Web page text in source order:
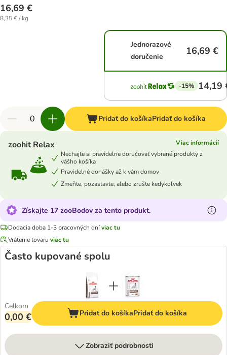
16,69 €
8,35 € / kg
Jednorazové
doručenie
16,69 €
-15% 14,19
Pridať do košíkaPridať do košíka
zoohit Relax
Viac informácií
Nechajte si pravidelne doručovať vybrané produkty z
vášho košíka
Pravidelné donášky až k vám domov
Zmeňte, pozastavte, alebo zrušte kedykoľvek
Získajte 17 zooBodov za tento produkt.
Dodacia doba 1-3 pracovných dníviac tu
Vrátenie tovaru viac tu
Často kupované spolu
Celkom
0,00 € Pridať do košíkaPridať do košíka
Zobraziť podrobnosti